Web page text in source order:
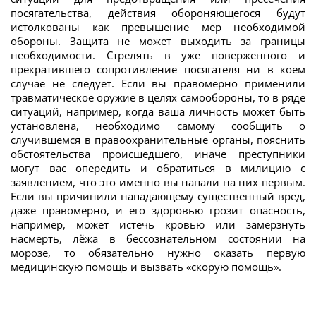
посягательства, действия обороняющегося будут
истолкованы как превышение мер необходимой
обороны. Защита не может выходить за границы
необходимости. Стрелять в уже поверженного и
прекратившего сопротивление посягателя ни в коем
случае не следует. Если вы правомерно применили
травматическое оружие в целях самообороны, то в ряде
ситуаций, например, когда ваша личность может быть
установлена, необходимо самому сообщить о
случившемся в правоохранительные органы, пояснить
обстоятельства происшедшего, иначе преступники
могут вас опередить и обратиться в милицию с
заявлением, что это именно вы напали на них первым.
Если вы причинили нападающему существенный вред,
даже правомерно, и его здоровью грозит опасность,
например, может истечь кровью или замерзнуть
насмерть, лёжа в бессознательном состоянии на
морозе, то обязательно нужно оказать первую
медицинскую помощь и вызвать «скорую помощь».